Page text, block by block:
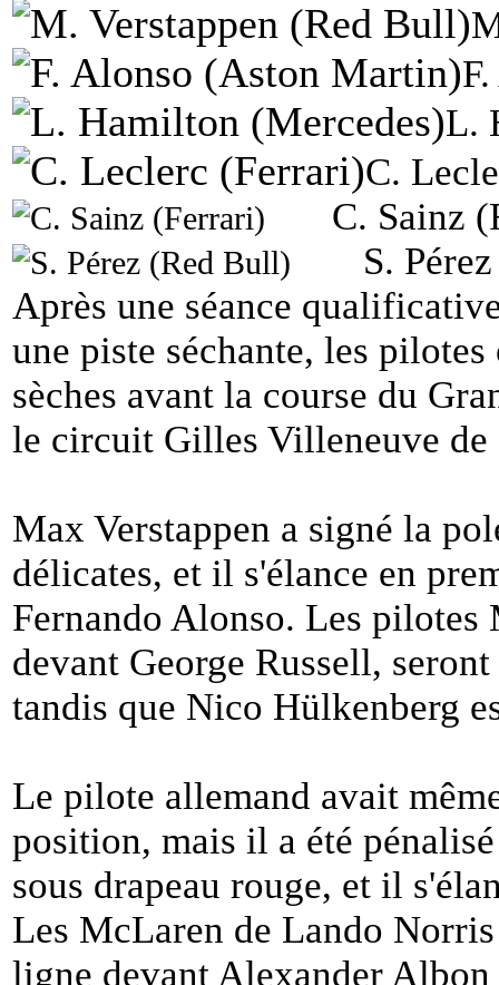
L.
C.
C. Sainz
S.
Après une séance
une piste séchante, les
sèches avant la course du
le circuit Gilles Villeneuve
Max Verstappen a signé la
délicates, et il s'élance en
Fernando Alonso. Les
devant George Russell,
tandis que Nico Hülkenberg
Le pilote allemand avait
position, mais il a été
sous drapeau rouge, et il
Les McLaren de Lando
ligne devant Alexander